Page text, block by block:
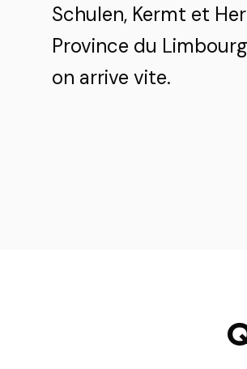
Schulen, Kermt et
Province du
on arrive vite.